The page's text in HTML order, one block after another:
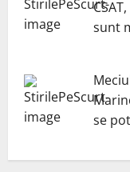
sunt
se